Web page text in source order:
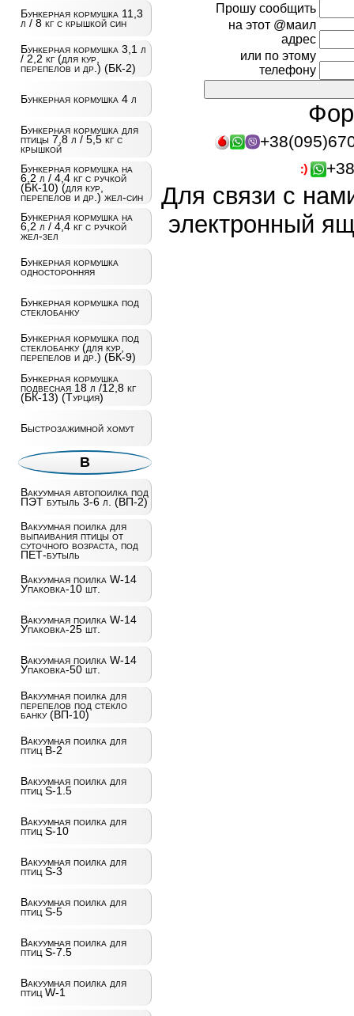
Бункерная кормушка 11,3
л / 8 кг с крышкой син
Бункерная кормушка 3,1 л
/ 2,2 кг (для кур,
перепелов и др.) (БК-2)
Бункерная кормушка 4 л
Бункерная кормушка для
птицы 7,8 л / 5,5 кг с
крышкой
Бункерная кормушка на
6,2 л / 4,4 кг с ручкой
(БК-10) (для кур,
перепелов и др.) жел-син
Бункерная кормушка на
6,2 л / 4,4 кг с ручкой
жел-зел
Бункерная кормушка
односторонняя
Бункерная кормушка под
стеклобанку
Бункерная кормушка под
стеклобанку (для кур,
перепелов и др.) (БК-9)
Бункерная кормушка
подвесная 18 л /12,8 кг
(БК-13) (Турция)
Быстрозажимной хомут
В
Вакуумная автопоилка под
ПЭТ бутыль 3-6 л. (ВП-2)
Вакуумная поилка для
выпаивания птицы от
суточного возраста, под
ПЕТ-бутыль
Вакуумная поилка W-14
Упаковка-10 шт.
Вакуумная поилка W-14
Упаковка-25 шт.
Вакуумная поилка W-14
Упаковка-50 шт.
Вакуумная поилка для
перепелов под стекло
банку (ВП-10)
Вакуумная поилка для
птиц B-2
Вакуумная поилка для
птиц S-1.5
Вакуумная поилка для
птиц S-10
Вакуумная поилка для
птиц S-3
Вакуумная поилка для
птиц S-5
Вакуумная поилка для
птиц S-7.5
Вакуумная поилка для
птиц W-1
Прошу сообщить
на этот @маил
адрес
или по этому
телефону
Для связи с
электронный